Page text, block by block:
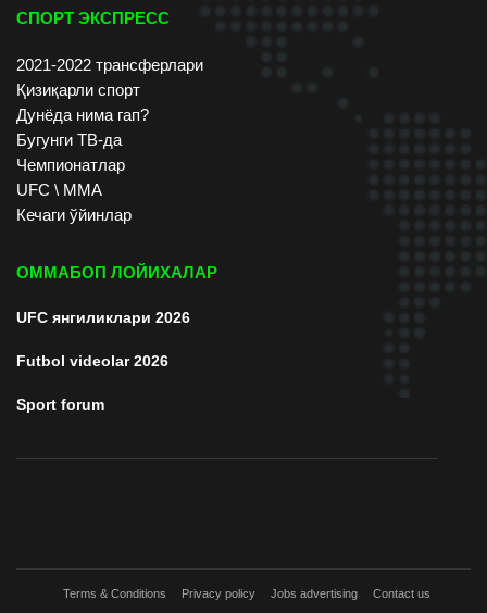
СПОРТ ЭКСПРЕСС
2021-2022 трансферлари
Қизиқарли спорт
Дунёда нима гап?
Бугунги ТВ-да
Чемпионатлар
UFC \ ММА
Кечаги ўйинлар
ОММАБОП ЛОЙИХАЛАР
UFC янгиликлари 2026
Futbol videolar 2026
Sport forum
Terms & Conditions Privacy policy Jobs advertising Contact us